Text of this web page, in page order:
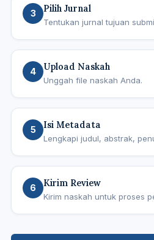
3 Pilih Jurnal
Tentukan jurnal tujuan
4 Upload Naskah
Unggah file naskah Anda.
5 Isi Metadata
Lengkapi judul, abstrak,
6 Kirim Review
Kirim naskah untuk proses